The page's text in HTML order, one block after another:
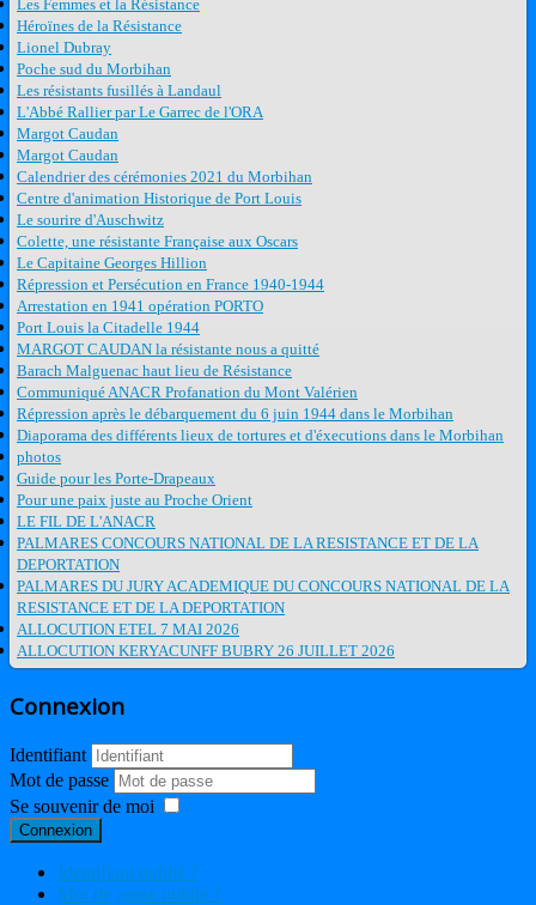
Les Femmes et la Résistance
Héroïnes de la Résistance
Lionel Dubray
Poche sud du Morbihan
Les résistants fusillés à Landaul
L'Abbé Rallier par Le Garrec de l'ORA
Margot Caudan
Margot Caudan
Calendrier des cérémonies 2021 du Morbihan
Centre d'animation Historique de Port Louis
Le sourire d'Auschwitz
Colette, une résistante Française aux Oscars
Le Capitaine Georges Hillion
Répression et Persécution en France 1940-1944
Arrestation en 1941 opération PORTO
Port Louis la Citadelle 1944
MARGOT CAUDAN la résistante nous a quitté
Barach Malguenac haut lieu de Résistance
Communiqué ANACR Profanation du Mont Valérien
Répression après le débarquement du 6 juin 1944 dans le Morbihan
Diaporama des différents lieux de tortures et d'éxecutions dans le Morbihan
photos
Guide pour les Porte-Drapeaux
Pour une paix juste au Proche Orient
LE FIL DE L'ANACR
PALMARES CONCOURS NATIONAL DE LA RESISTANCE ET DE LA
DEPORTATION
PALMARES DU JURY ACADEMIQUE DU CONCOURS NATIONAL DE LA
RESISTANCE ET DE LA DEPORTATION
ALLOCUTION ETEL 7 MAI 2026
ALLOCUTION KERYACUNFF BUBRY 26 JUILLET 2026
Connexion
Identifiant
Mot de passe
Se souvenir de moi
Connexion
Identifiant oublié ?
Mot de passe oublié ?